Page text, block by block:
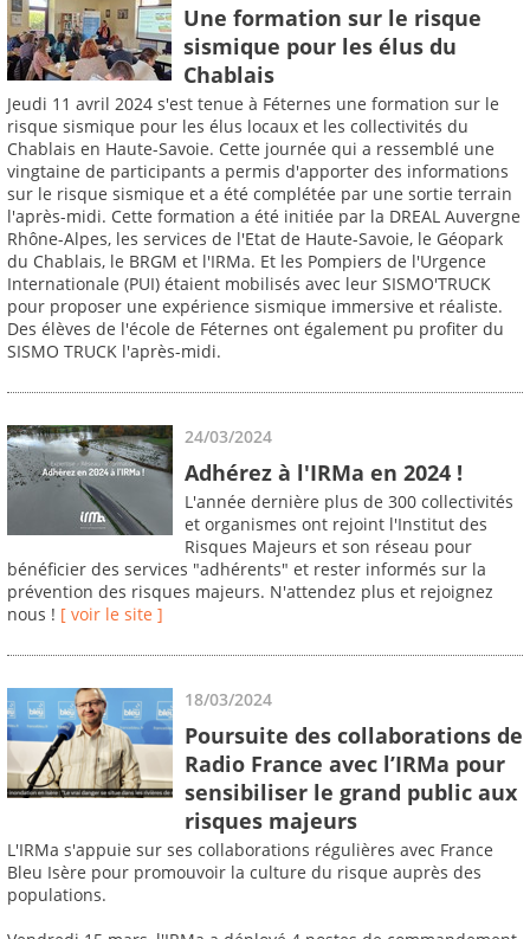
Une formation sur le risque
sismique pour les élus du
Chablais
Jeudi 11 avril 2024 s'est tenue à Féternes une formation sur le
risque sismique pour les élus locaux et les collectivités du
Chablais en Haute-Savoie. Cette journée qui a ressemblé une
vingtaine de participants a permis d'apporter des informations
sur le risque sismique et a été complétée par une sortie terrain
l'après-midi. Cette formation a été initiée par la DREAL Auvergne
Rhône-Alpes, les services de l'Etat de Haute-Savoie, le Géopark
du Chablais, le BRGM et l'IRMa. Et les Pompiers de l'Urgence
Internationale (PUI) étaient mobilisés avec leur SISMO'TRUCK
pour proposer une expérience sismique immersive et réaliste.
Des élèves de l'école de Féternes ont également pu profiter du
SISMO TRUCK l'après-midi.
24/03/2024
Adhérez à l'IRMa en 2024 !
L'année dernière plus de 300 collectivités
et organismes ont rejoint l'Institut des
Risques Majeurs et son réseau pour
bénéficier des services "adhérents" et rester informés sur la
prévention des risques majeurs. N'attendez plus et rejoignez
nous ! [ voir le site ]
18/03/2024
Poursuite des collaborations de
Radio France avec l’IRMa pour
sensibiliser le grand public aux
risques majeurs
L'IRMa s'appuie sur ses collaborations régulières avec France
Bleu Isère pour promouvoir la culture du risque auprès des
populations.